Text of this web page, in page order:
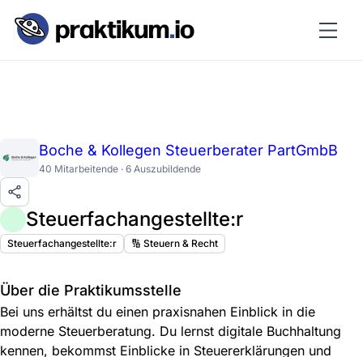
Boche & Kollegen Steuerberater PartGmbB
40 Mitarbeitende · 6 Auszubildende
Steuerfachangestellte:r
Steuerfachangestellte:r 🔢 Steuern & Recht
Über die Praktikumsstelle
Bei uns erhältst du einen praxisnahen Einblick in die
moderne Steuerberatung. Du lernst digitale Buchhaltung
kennen, bekommst Einblicke in Steuererklärungen und